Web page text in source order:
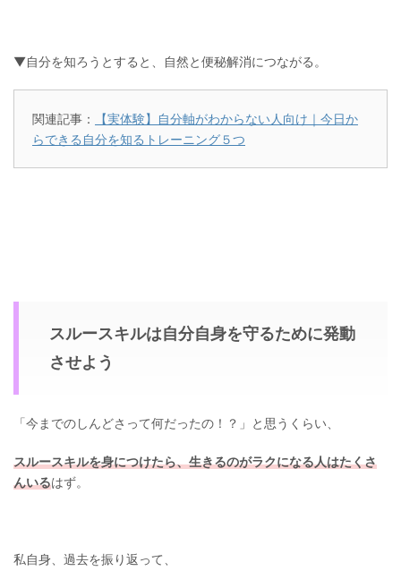
▼自分を知ろうとすると、自然と便秘解消につながる。
関連記事：
【実体験】自分軸がわからない人向け｜今日か
らできる自分を知るトレーニング５つ
スルースキルは自分自身を守るために発動
させよう
「今までのしんどさって何だったの！？」と思うくらい、
スルースキルを身につけたら、生きるのがラクになる人はたくさ
んいるはず。
私自身、過去を振り返って、